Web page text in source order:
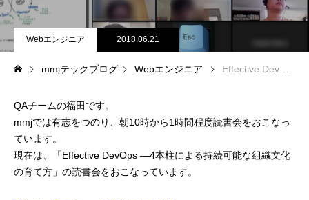
インタビュー
スタッフ紹介
仕事を知る
教務システム開発
不動産システム開発
プログラマーの1週間
Webエンジニア 2018.06.21
mmjテックブログ Webエンジニア Effective DevOpsの読書会をやっています
QAチームの福田です。
mmjでは有志をつのり、朝10時から1時間程度読書会をおこなっ
ています。
現在は、「Effective DevOps ―4本柱による持続可能な組織文化
の育て方」の読書会をおこなっています。